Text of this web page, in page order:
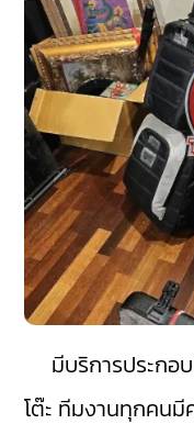
มีบริการประกอบ
โต๊ะ ทีมงานทุกคนมี